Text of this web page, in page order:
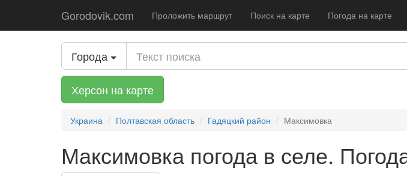
Gorodovik.com Проложить маршрут Поиск на карте Погода на карте
Города
Херсон на карте
Украина Полтавская область Гадяцкий район Максимовка
Максимовка погода в селе.